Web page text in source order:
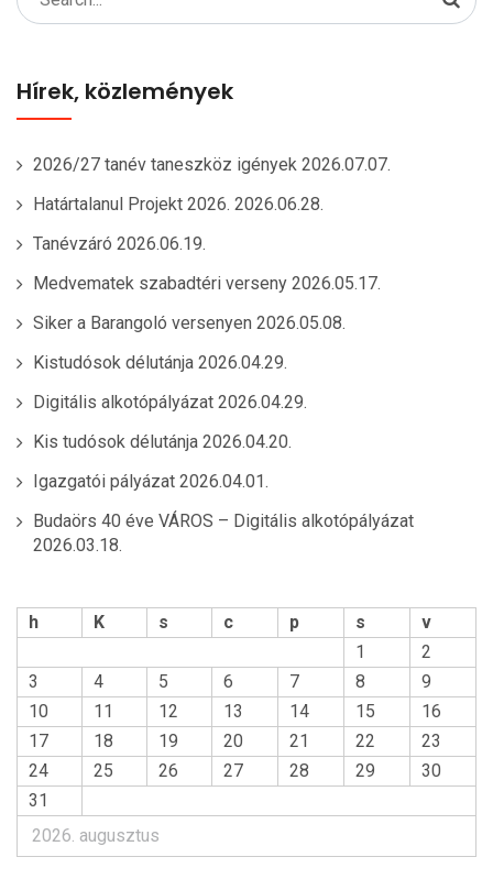
for:
Hírek, közlemények
2026/27 tanév taneszköz igények 2026.07.07.
Határtalanul Projekt 2026. 2026.06.28.
Tanévzáró 2026.06.19.
Medvematek szabadtéri verseny 2026.05.17.
Siker a Barangoló versenyen 2026.05.08.
Kistudósok délutánja 2026.04.29.
Digitális alkotópályázat 2026.04.29.
Kis tudósok délutánja 2026.04.20.
Igazgatói pályázat 2026.04.01.
Budaörs 40 éve VÁROS – Digitális alkotópályázat
2026.03.18.
2026. augusztus
h K s c p s
v
1
2
3
4 5 6 7 8
9
10
11 12 13 14 15
16
17
18 19 20 21 22
23
24
25 26 27 28 29
30
31